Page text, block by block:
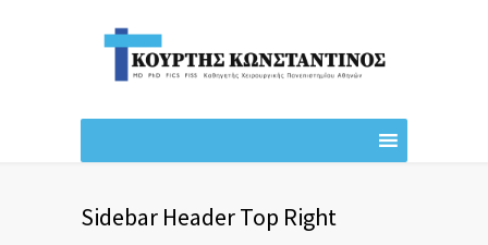
Sidebar Header Top Right